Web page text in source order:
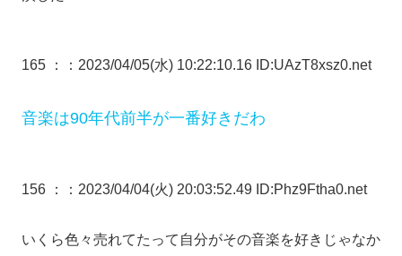
165 ： ：2023/04/05(水) 10:22:10.16 ID:UAzT8xsz0.net
音楽は90年代前半が一番好きだわ
156 ： ：2023/04/04(火) 20:03:52.49 ID:Phz9Ftha0.net
いくら色々売れてたって自分がその音楽を好きじゃなか